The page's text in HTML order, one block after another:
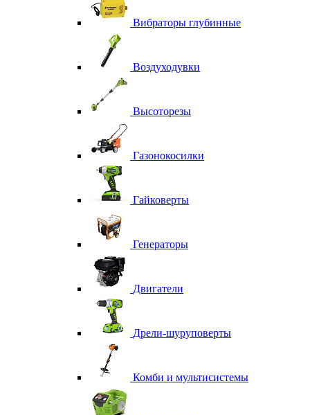
Вибраторы глубинные
Воздуходувки
Высоторезы
Газонокосилки
Гайковерты
Генераторы
Двигатели
Дрели-шуруповерты
Комби и мультисистемы